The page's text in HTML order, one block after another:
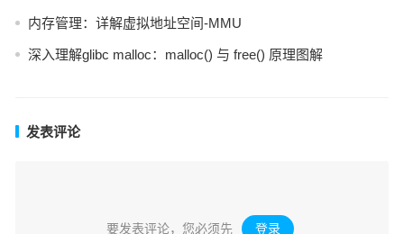
内存管理：详解虚拟地址空间-MMU
深入理解glibc malloc：malloc() 与 free() 原理图解
发表评论
要发表评论，您必须先 登录 。